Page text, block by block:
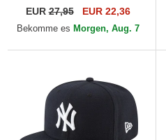
Classic der New York
Yankees MLB von New Era
EUR27,95 EUR 22,36
Bekomme es Morgen, Aug. 7